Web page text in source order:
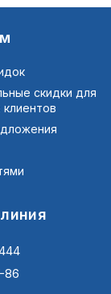
скидки для
86